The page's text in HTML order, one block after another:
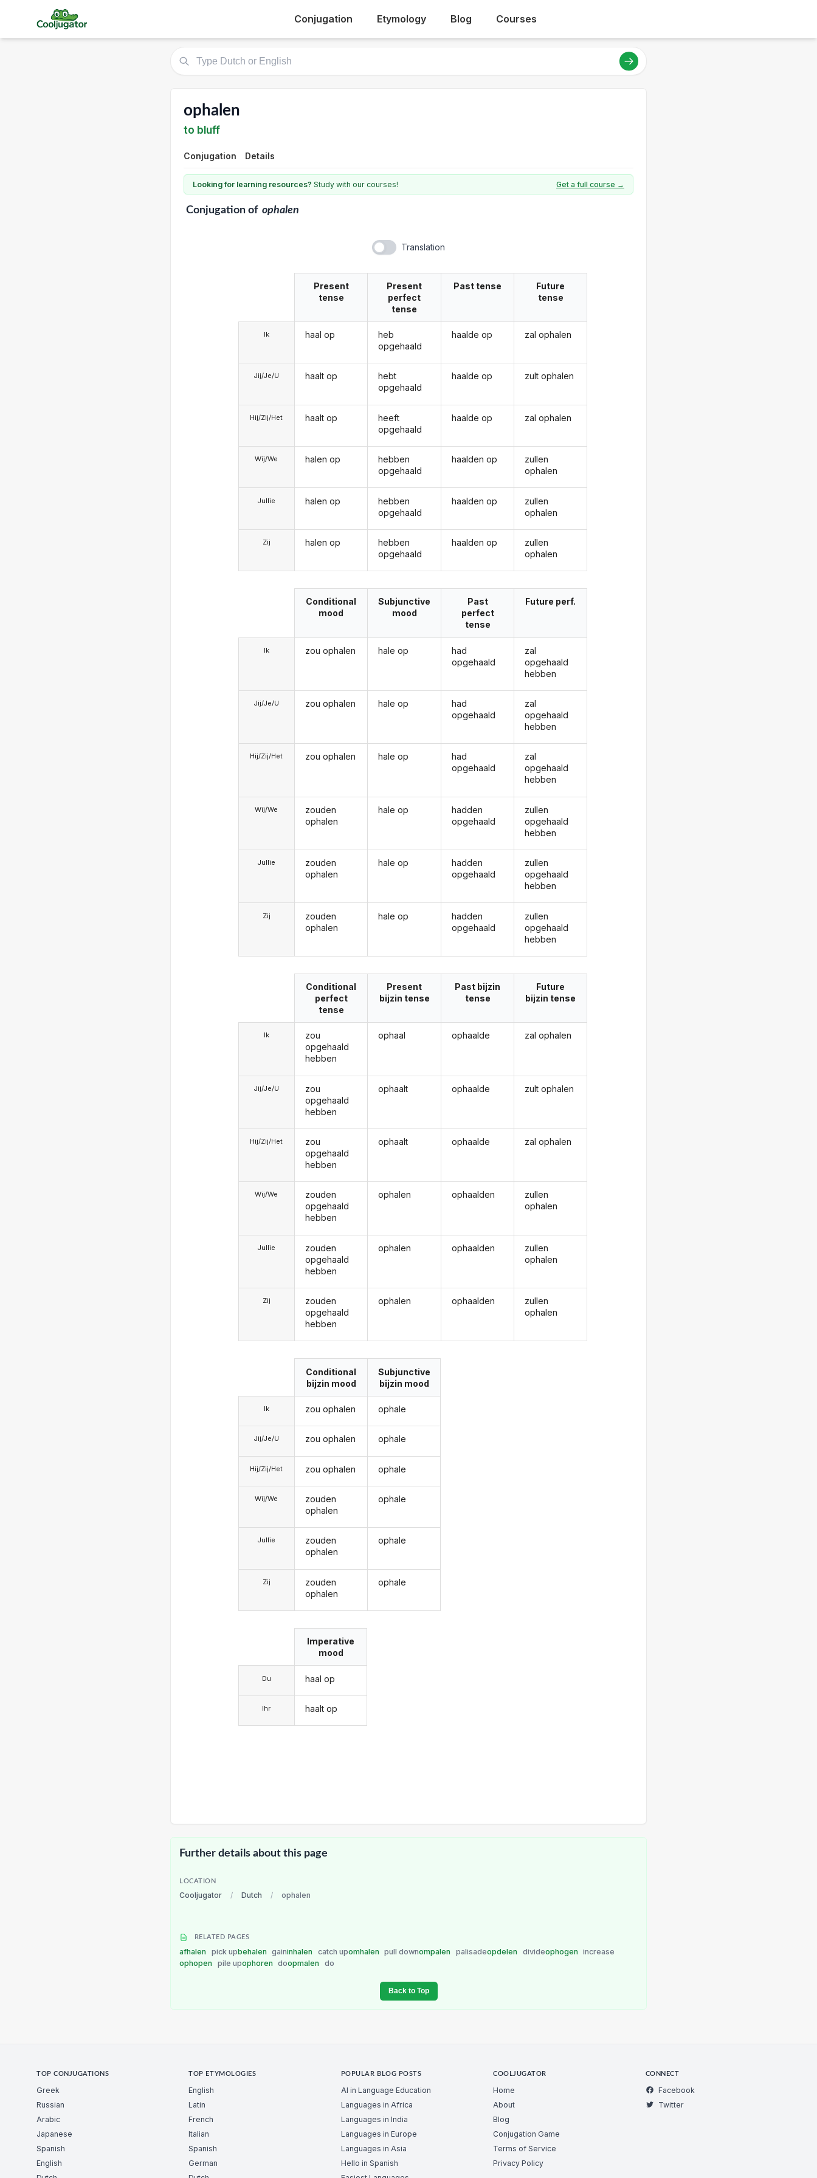
Conjugation Etymology Blog Courses
ophalen
to bluff
Conjugation Details
Looking for learning resources? Study with our courses! Get a full course →
Conjugationof ophalen
Translation
Ik
Jij/Je/U
Hij/Zij/Het
Wij/We
Jullie
Zij
Present
tense
haal op
haalt op
haalt op
halen op
halen op
halen op
Present
perfect
tense
heb
opgehaald
hebt
opgehaald
heeft
opgehaald
hebben
opgehaald
hebben
opgehaald
hebben
opgehaald
Past tense
haalde op
haalde op
haalde op
haalden op
haalden op
haalden op
Future
tense
zal ophalen
zult ophalen
zal ophalen
zullen
ophalen
zullen
ophalen
zullen
ophalen
Ik
Jij/Je/U
Hij/Zij/Het
Wij/We
Jullie
Zij
Conditional
mood
zou ophalen
zou ophalen
zou ophalen
zouden
ophalen
zouden
ophalen
zouden
ophalen
Subjunctive
mood
hale op
hale op
hale op
hale op
hale op
hale op
Past
perfect
tense
had
opgehaald
had
opgehaald
had
opgehaald
hadden
opgehaald
hadden
opgehaald
hadden
opgehaald
Future perf.
zal
opgehaald
hebben
zal
opgehaald
hebben
zal
opgehaald
hebben
zullen
opgehaald
hebben
zullen
opgehaald
hebben
zullen
opgehaald
hebben
Ik
Jij/Je/U
Hij/Zij/Het
Wij/We
Jullie
Zij
Conditional
perfect
tense
zou
opgehaald
hebben
zou
opgehaald
hebben
zou
opgehaald
hebben
zouden
opgehaald
hebben
zouden
opgehaald
hebben
zouden
opgehaald
hebben
Present
bijzin tense
ophaal
ophaalt
ophaalt
ophalen
ophalen
ophalen
Past bijzin
tense
ophaalde
ophaalde
ophaalde
ophaalden
ophaalden
ophaalden
Future
bijzin tense
zal ophalen
zult ophalen
zal ophalen
zullen
ophalen
zullen
ophalen
zullen
ophalen
Ik
Jij/Je/U
Hij/Zij/Het
Wij/We
Jullie
Zij
Conditional
bijzin mood
zou ophalen
zou ophalen
zou ophalen
zouden
ophalen
zouden
ophalen
zouden
ophalen
Subjunctive
bijzin mood
ophale
ophale
ophale
ophale
ophale
ophale
Du
Ihr
Imperative
mood
haal op
haalt op
Further details about this page
LOCATION
Cooljugator / Dutch / ophalen
RELATED PAGES
afhalen pick upbehalen gaininhalen catch upomhalen pull downompalen palisadeopdelen divideophogen
increase
ophopen
pile upophoren doopmalen do
Back to Top
TOP CONJUGATIONS
Greek
Russian
Arabic
Japanese
Spanish
English
TOP ETYMOLOGIES
English
Latin
French
Italian
Spanish
German
POPULAR BLOG POSTS
AI in Language Education
Languages in Africa
Languages in India
Languages in Europe
Languages in Asia
Hello in Spanish
COOLJUGATOR
Home
About
Blog
Conjugation Game
Terms of Service
Privacy Policy
CONNECT
Facebook
Twitter